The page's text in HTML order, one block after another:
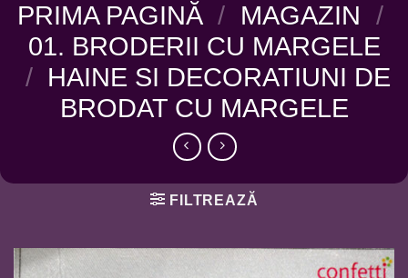
PRIMA PAGINĂ / MAGAZIN /
01. BRODERII CU MARGELE
/ HAINE SI DECORATIUNI DE
BRODAT CU MARGELE
FILTREAZĂ